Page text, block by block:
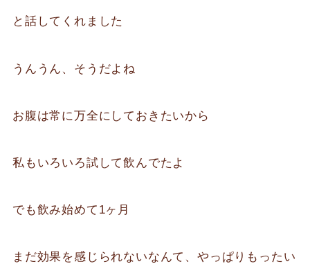
と話してくれました
うんうん、そうだよね
お腹は常に万全にしておきたいから
私もいろいろ試して飲んでたよ
でも飲み始めて1ヶ月
まだ効果を感じられないなんて、やっぱりもったい